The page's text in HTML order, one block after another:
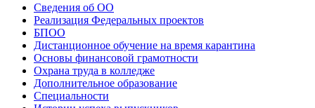
Сведения об ОО
Реализация Федеральных проектов
БПОО
Дистанционное обучение на время карантина
Основы финансовой грамотности
Охрана труда в колледже
Дополнительное образование
Специальности